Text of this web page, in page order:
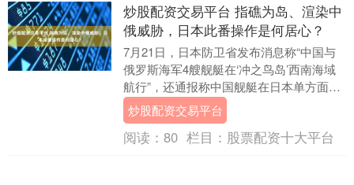
炒股配资交易平台 指礁为岛、渲染中
俄威胁，日本此番操作是何居心？
7月21日，日本防卫省发布消息称“中国与
俄罗斯海军4艘舰艇在‘冲之鸟岛’西南海域
航行”，还通报称中国舰艇在日本单方面划
定的“专属经济区”内开展机枪射击训练，并
称....
炒股配资交易平台
阅读： 80 栏目： 股票配资十大平台